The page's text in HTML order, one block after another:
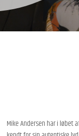
Mike Andersen har i løbet